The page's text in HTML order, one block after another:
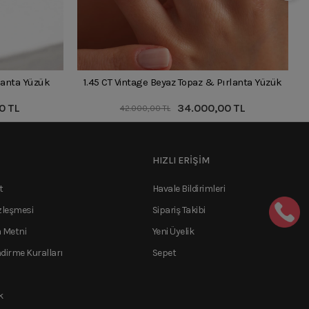
Yüzük
TL
1.45 CT Vintage Beyaz Topaz & Pırlanta Yüzük
42.000,00 TL 34.000,00 TL
Metni
Kuralları
HIZLI ERİŞİM
Havale Bildirimleri
Sipariş Takibi
Yeni Üyelik
Sepet